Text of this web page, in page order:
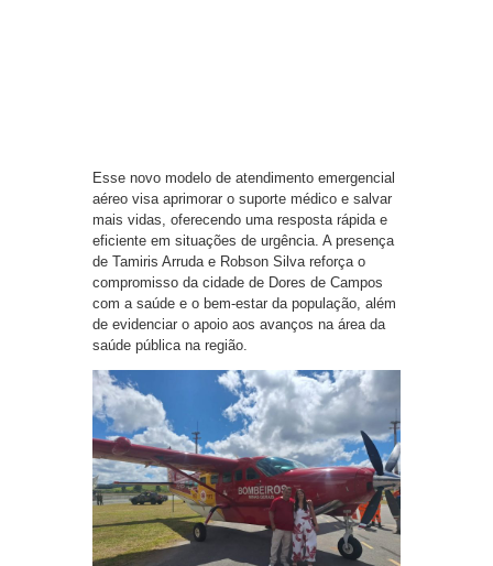
Esse novo modelo de atendimento emergencial
aéreo visa aprimorar o suporte médico e salvar
mais vidas, oferecendo uma resposta rápida e
eficiente em situações de urgência. A presença
de Tamiris Arruda e Robson Silva reforça o
compromisso da cidade de Dores de Campos
com a saúde e o bem-estar da população, além
de evidenciar o apoio aos avanços na área da
saúde pública na região.